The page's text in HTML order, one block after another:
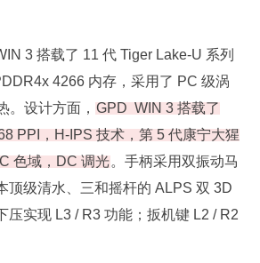
3 搭载了 11 代 Tiger Lake-U 系列
4266 内存，采用了 PC 级涡
。设计方面， GPD WIN 3 搭载了
PPI，H-IPS 技术，第 5 代康宁大猩
色域，DC 调光。手柄采用双振动马
顶级清水、三和摇杆的 ALPS 双 3D
压实现 L3 / R3 功能；扳机键 L2 / R2